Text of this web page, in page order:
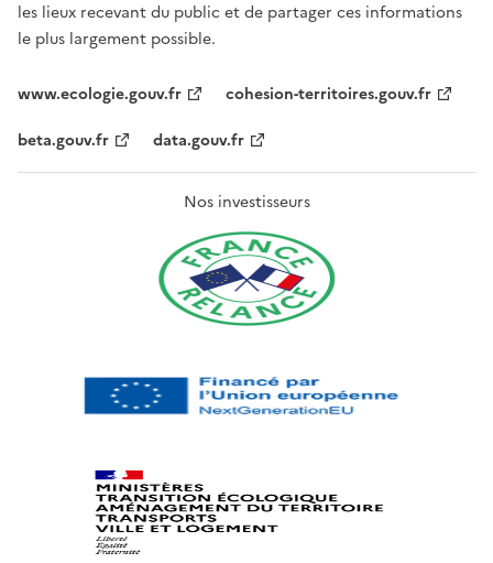
les lieux recevant du public et de partager ces informations
le plus largement possible.
www.ecologie.gouv.fr
cohesion-territoires.gouv.fr
beta.gouv.fr
data.gouv.fr
Nos investisseurs